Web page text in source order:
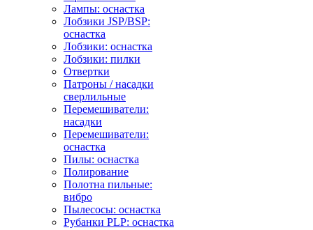
Лампы: оснастка
Лобзики JSP/BSP:
оснастка
Лобзики: оснастка
Лобзики: пилки
Отвертки
Патроны / насадки
сверлильные
Перемешиватели:
насадки
Перемешиватели:
оснастка
Пилы: оснастка
Полирование
Полотна пильные:
вибро
Пылесосы: оснастка
Рубанки PLP: оснастка